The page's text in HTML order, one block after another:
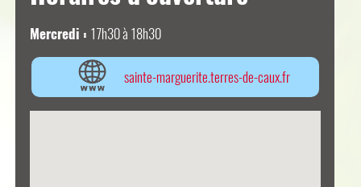
Mercredi : 17h30 à 18h30
sainte-marguerite.terres-de-caux.fr